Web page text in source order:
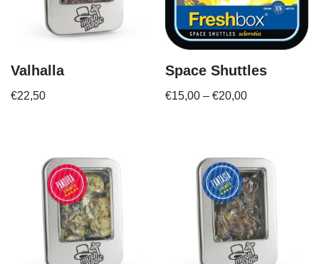
Valhalla
€22,50
Space Shuttles
€15,00 –€20,00